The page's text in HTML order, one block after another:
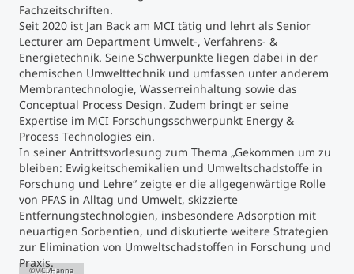
Fachzeitschriften.
Seit 2020 ist Jan Back am MCI tätig und lehrt als Senior
Lecturer am Department Umwelt-, Verfahrens- &
Energietechnik. Seine Schwerpunkte liegen dabei in der
chemischen Umwelttechnik und umfassen unter anderem
Membrantechnologie, Wasserreinhaltung sowie das
Conceptual Process Design. Zudem bringt er seine
Expertise im MCI Forschungsschwerpunkt Energy &
Process Technologies ein.
In seiner Antrittsvorlesung zum Thema „Gekommen um zu
bleiben: Ewigkeitschemikalien und Umweltschadstoffe in
Forschung und Lehre“ zeigte er die allgegenwärtige Rolle
von PFAS in Alltag und Umwelt, skizzierte
Entfernungstechnologien, insbesondere Adsorption mit
neuartigen Sorbentien, und diskutierte weitere Strategien
zur Elimination von Umweltschadstoffen in Forschung und
Praxis.
©MCI/Hanna